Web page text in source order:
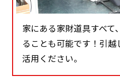
家にある家財道具すべて
ることも可能です！引
活用ください。